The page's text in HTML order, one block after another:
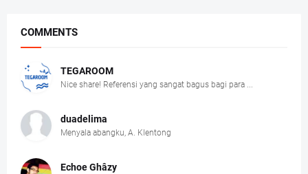
COMMENTS
TEGAROOM
Nice share! Referensi yang sangat bagus bagi para ...
duadelima
Menyala abangku, A. Klentong
Echoe Ghâzy